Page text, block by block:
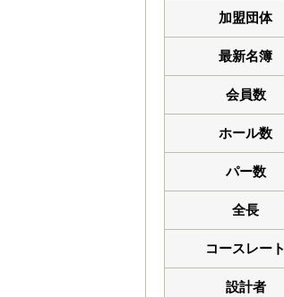
加盟団体
最新名簿
会員数
ホール数
パー数
全長
コースレート
設計者